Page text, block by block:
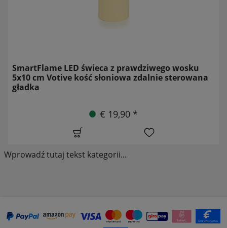
SmartFlame LED świeca z prawdziwego wosku
5x10 cm Votive kość słoniowa zdalnie sterowana
gładka
€ 19,90 *
Wprowadź tutaj tekst kategorii...